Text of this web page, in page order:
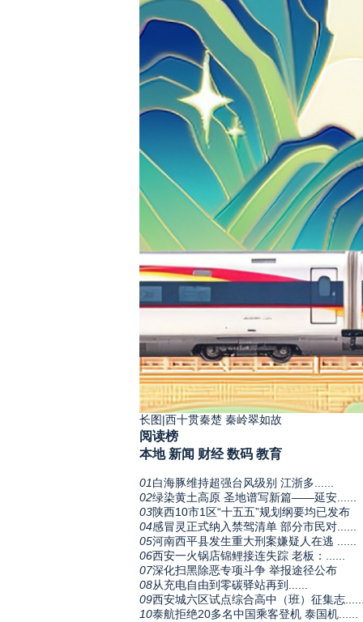
长图|西十贯秦楚 秦岭翠如故
阅读榜
本地 新闻 财经 数码 教育
01白海豚维持超强台风级别 江浙多......
02绿染黄土高原 圣地谱写新篇——延安......
03陕西10市1区“十五五”规划纲要均已发布
04感冒灵正式纳入禁驾清单 部分市民对......
05河南西平县发生重大刑案嫌疑人在逃 ......
06西安一火锅店锦鲤接连失踪 老板：......
07深化扫黑除恶专项斗争 举报途径公布
08从充电自由到零碳驿站再到......
09西安城六区试点综合高中（班）征集志
10泰航拒绝20多名中国乘客登机 泰国机......